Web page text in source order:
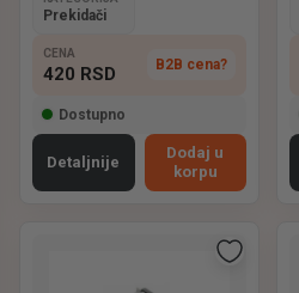
Prekidači
CENA
420 RSD B2B cena?
Dostupno
Detaljnije
Dodaj u
korpu